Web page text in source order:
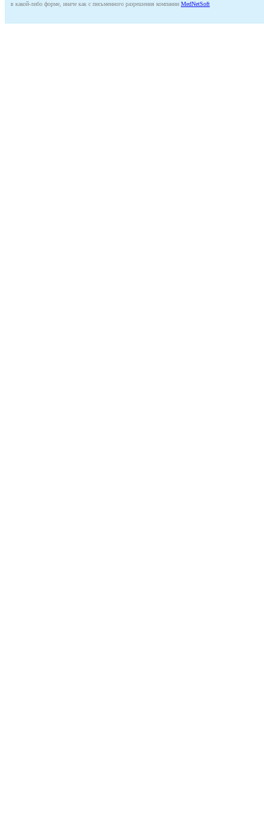
в какой-либо форме, иначе как с письменного разрешения компании MedNetSoft